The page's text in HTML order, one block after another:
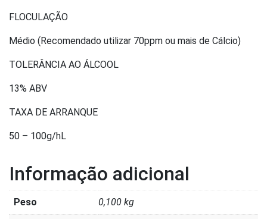
FLOCULAÇÃO
Médio (Recomendado utilizar 70ppm ou mais de Cálcio)
TOLERÂNCIA AO ÁLCOOL
13% ABV
TAXA DE ARRANQUE
50 – 100g/hL
Informação adicional
Peso 0,100 kg